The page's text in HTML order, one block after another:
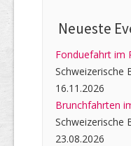
Neueste
Fonduefahrt im
Schweizerische
16.11.2026
Brunchfahrten
Schweizerische
23.08.2026